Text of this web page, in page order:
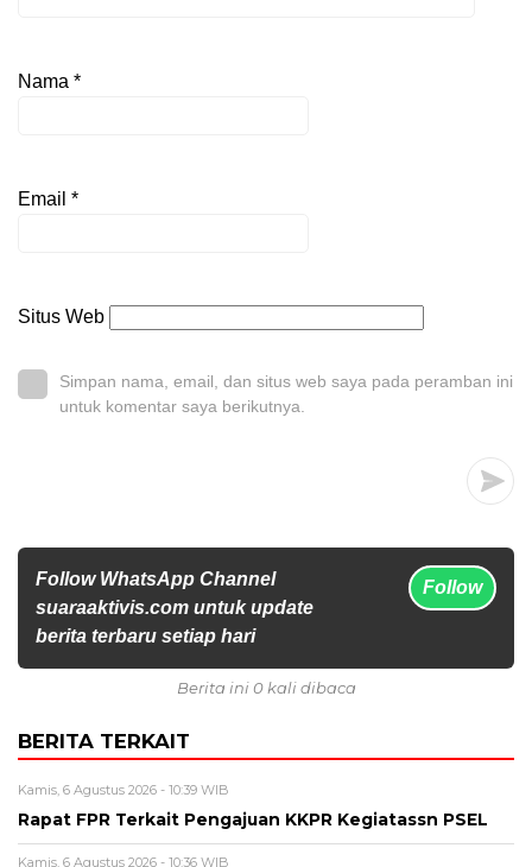
Nama *
Email *
Situs Web
Simpan nama, email, dan situs web saya pada peramban ini
untuk komentar saya berikutnya.
Follow WhatsApp Channel
suaraaktivis.com untuk update
berita terbaru setiap hari
Follow
Berita ini 0 kali dibaca
BERITA TERKAIT
Kamis, 6 Agustus 2026 - 10:39 WIB
Rapat FPR Terkait Pengajuan KKPR Kegiatassn PSEL
Kamis, 6 Agustus 2026 - 10:36 WIB